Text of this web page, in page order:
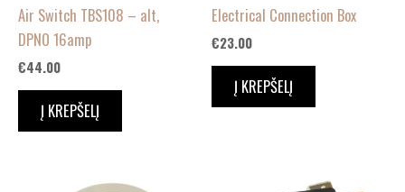
Air Switch TBS108 – alt,
DPNO 16amp
€44.00
Į KREPŠELĮ
Electrical Connection Box
€23.00
Į KREPŠELĮ